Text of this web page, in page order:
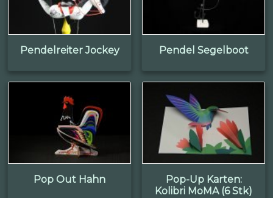
Pendelreiter Jockey Pendel Segelboot
Pop Out Hahn
Pop-Up Karten:
Kolibri MoMA (6 Stk)